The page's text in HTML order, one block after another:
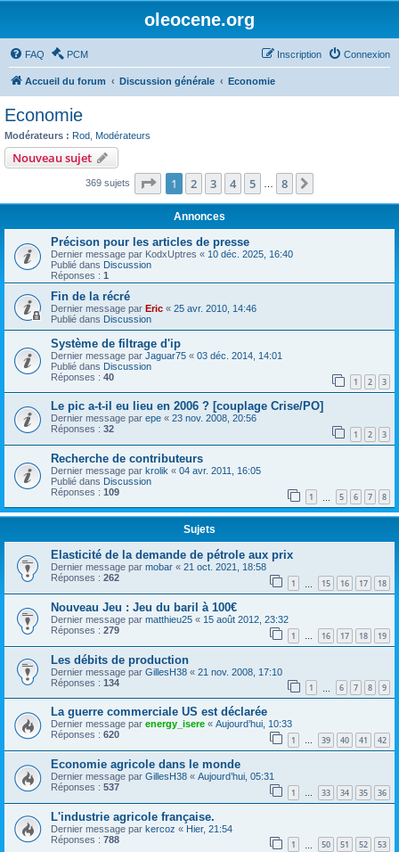
oleocene.org
FAQ PCM Connexion
Inscription
Accueil du forum Discussion générale Economie
Economie
Modérateurs : Rod Modérateurs
Nouveau sujet
369 sujets Page 1sur8
1 2 3 4 5 8
Annonces
Précison pour les articles de presse
Dernier message par KodxUptres « 10 déc. 2025, 16:40
Publié dans Discussion
Réponses : 1
Fin de la récré
Dernier message par Eric « 25 avr. 2010, 14:46
Publié dans Discussion
Système de filtrage d'ip
Dernier message par Jaguar75 « 03 déc. 2014, 14:01
Publié dans Discussion
Réponses : 40 1 2 3
Le pic a-t-il eu lieu en 2006 ? [couplage Crise/PO]
Dernier message par epe « 23 nov. 2008, 20:56
Réponses : 32 1 2 3
Recherche de contributeurs
Dernier message par krolik « 04 avr. 2011, 16:05
Publié dans Discussion
Réponses : 109 1 5 6 7 8
Sujets
Elasticité de la demande de pétrole aux prix
Dernier message par mobar « 21 oct. 2021, 18:58
Réponses : 262 1 15 16 17 18
Nouveau Jeu : Jeu du baril à 100€
Dernier message par matthieu25 « 15 août 2012, 23:32
Réponses : 279 1 … 16 17 18 19
Les débits de production
Dernier message par GillesH38 « 21 nov. 2008, 17:10
Réponses : 134 1 6 7 8 9
La guerre commerciale US est déclarée
Dernier message par energy_isere « Aujourd’hui, 10:33
Réponses : 620 1 … 39 40 41 42
Economie agricole dans le monde
Dernier message par GillesH38 « Aujourd’hui, 05:31
Réponses : 537 1 … 33 34 35 36
L'industrie agricole française.
Dernier message par kercoz « Hier, 21:54
Réponses : 788 1 50 51 52 53